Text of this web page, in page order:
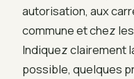
autorisation, aux
commune et chez
Indiquez clairement
possible, quelques